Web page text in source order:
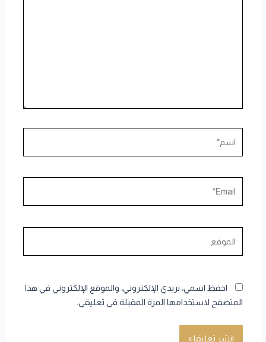
احفظ اسمي، بريدي الإلكتروني، والموقع الإلكتروني في هذا
المتصفح لاستخدامها المرة المقبلة في تعليقي.